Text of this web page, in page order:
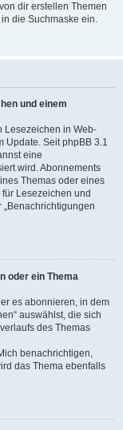
dir erstellen Themen
die Suchmaske ein.
und einem
Lesezeichen in Web-
Update. Seit phpBB 3.1
eine
wird. Abonnements
Themas oder eines
Lesezeichen und
oder ein Thema
es abonnieren, in dem
auswählst, die sich
des Themas
benachrichtigen,
das Thema ebenfalls